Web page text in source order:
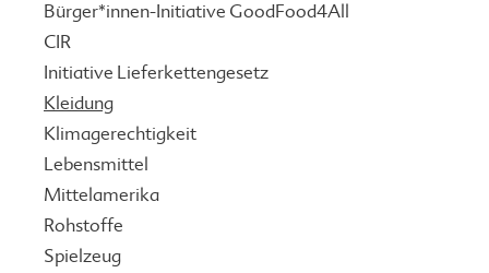
Bürger*innen-Initiative GoodFood4All
CIR
Initiative Lieferkettengesetz
Kleidung
Klimagerechtigkeit
Lebensmittel
Mittelamerika
Rohstoffe
Spielzeug